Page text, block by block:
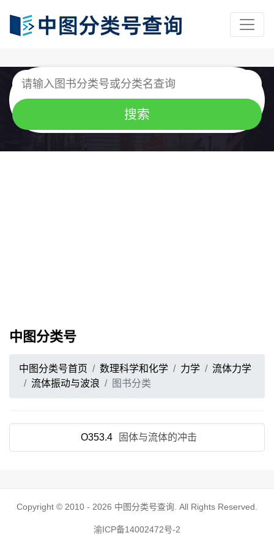
中图分类号
中图分类号首页 数理科学和化学 力学
流体力学
流体振动与波浪
图书分类
O353.4 固体与流体的冲击
Copyright © 2010 - 2026 中图分类号查询 . All Rights Reserved.
渝ICP备14002472号-2